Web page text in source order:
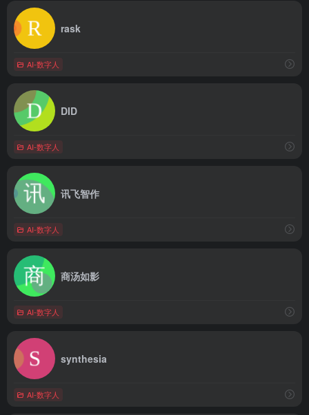
rask
AI-数字人
DID
AI-数字人
讯飞智作
AI-数字人
商汤如影
AI-数字人
synthesia
AI-数字人